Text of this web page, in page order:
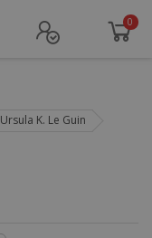
0
Ursula K. Le Guin